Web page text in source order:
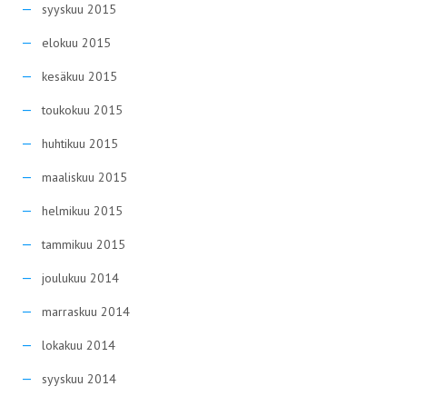
syyskuu 2015
elokuu 2015
kesäkuu 2015
toukokuu 2015
huhtikuu 2015
maaliskuu 2015
helmikuu 2015
tammikuu 2015
joulukuu 2014
marraskuu 2014
lokakuu 2014
syyskuu 2014